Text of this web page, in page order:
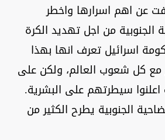
عن اهم اسرارها واخطر
من اجل تهديد الكرة
اسرائيل تعرف انها بهذا
مع كل شعوب العالم، ولكن على
اعلنوا سيطرتهم على البشرية.
الجنوبية يطرح الكثير من